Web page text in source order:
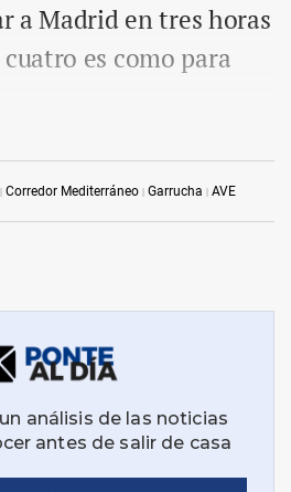
Corredor Mediterráneo Garrucha AVE
a Madrid en tres horas
es como para